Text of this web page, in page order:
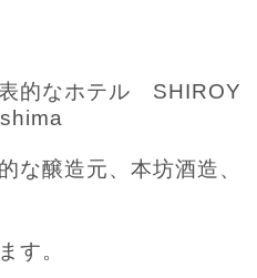
的なホテル SHIROY
な醸造元、本坊酒造、
す。